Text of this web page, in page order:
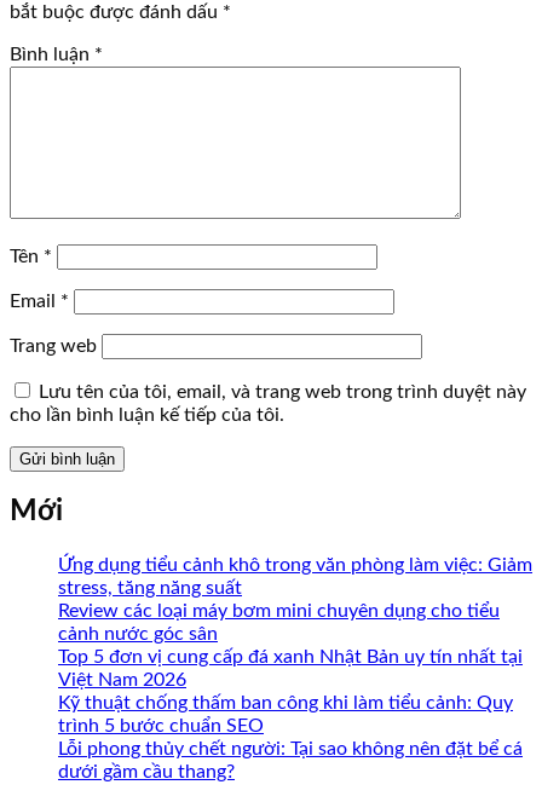
bắt buộc được đánh dấu *
Bình luận *
Tên *
Email *
Trang web
Lưu tên của tôi, email, và trang web trong trình duyệt này
cho lần bình luận kế tiếp của tôi.
Mới
Ứng dụng tiểu cảnh khô trong văn phòng làm việc: Giảm
stress, tăng năng suất
Review các loại máy bơm mini chuyên dụng cho tiểu
cảnh nước góc sân
Top 5 đơn vị cung cấp đá xanh Nhật Bản uy tín nhất tại
Việt Nam 2026
Kỹ thuật chống thấm ban công khi làm tiểu cảnh: Quy
trình 5 bước chuẩn SEO
Lỗi phong thủy chết người: Tại sao không nên đặt bể cá
dưới gầm cầu thang?